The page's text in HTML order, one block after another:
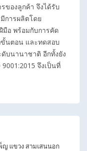
ของลูกค้า จึงได้รับ
การผลิตโดย
มือ พร้อมกับการคัด
นตอน และทดสอบ
บนานาชาติ อีกทั้งยัง
จึงเป็นที่
ญ แขวง สามเสนนอก